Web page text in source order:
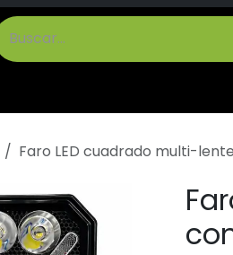
Faro LED cuadrado multi-